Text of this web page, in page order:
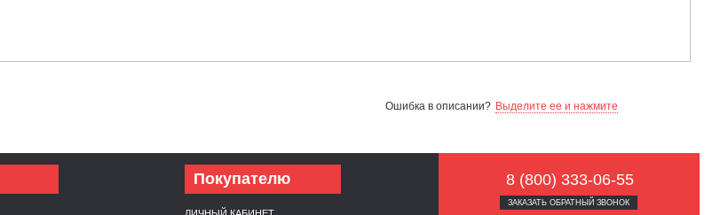
Ошибка в описании? Выделите ее и нажмите
Покупателю 8 (800) 333-06-55
ЗАКАЗАТЬ ОБРАТНЫЙ ЗВОНОК